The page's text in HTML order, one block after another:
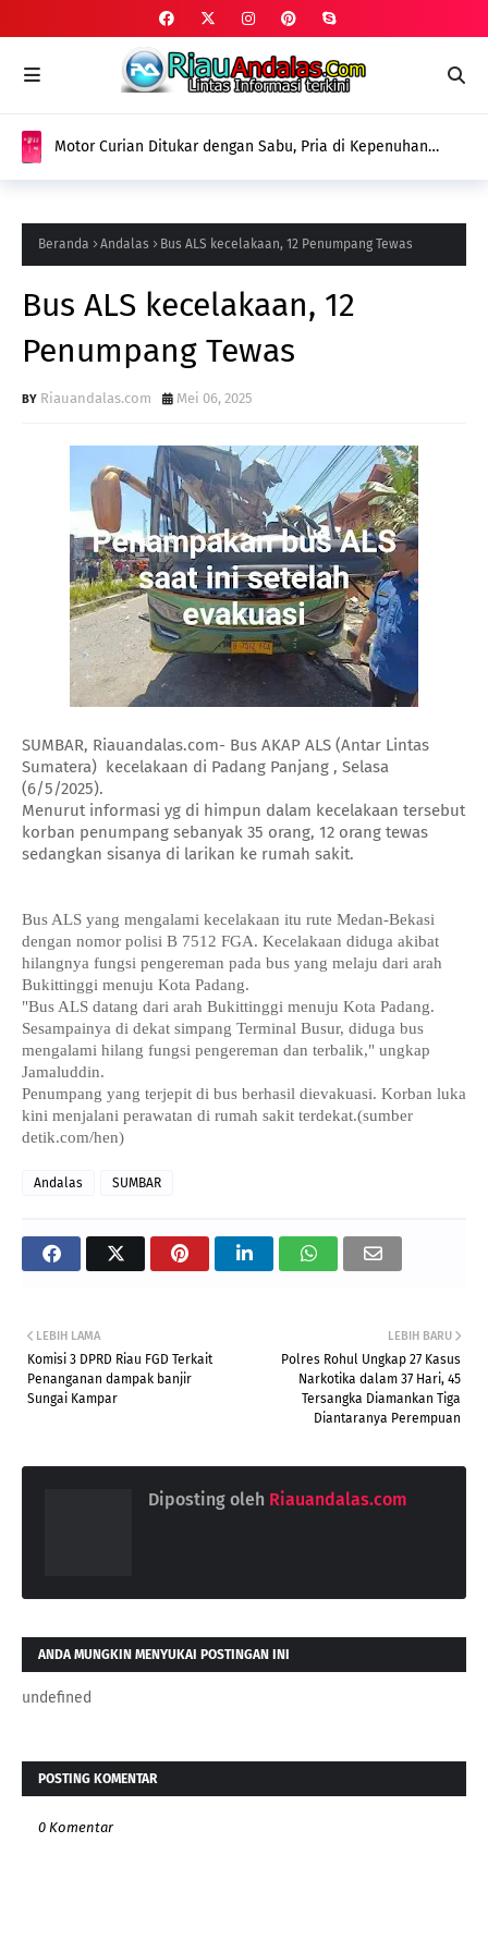
Motor Curian Ditukar dengan Sabu, Pria di Kepenuhan
Beranda Andalas Bus ALS kecelakaan, 12 Penumpang Tewas
Bus ALS kecelakaan, 12
Penumpang Tewas
Riauandalas.com Mei 06, 2025
SUMBAR, Riauandalas.com- Bus AKAP ALS (Antar Lintas
Sumatera) kecelakaan di Padang Panjang , Selasa
(6/5/2025).
Menurut informasi yg di himpun dalam kecelakaan tersebut
korban penumpang sebanyak 35 orang, 12 orang tewas
sedangkan sisanya di larikan ke rumah sakit.
Bus ALS yang mengalami kecelakaan itu rute Medan-Bekasi
dengan nomor polisi B 7512 FGA. Kecelakaan diduga akibat
hilangnya fungsi pengereman pada bus yang melaju dari arah
Bukittinggi menuju Kota Padang.
"Bus ALS datang dari arah Bukittinggi menuju Kota Padang.
Sesampainya di dekat simpang Terminal Busur, diduga bus
mengalami hilang fungsi pengereman dan terbalik," ungkap
Jamaluddin.
Penumpang yang terjepit di bus berhasil dievakuasi. Korban luka
kini menjalani perawatan di rumah sakit terdekat.(sumber
detik.com/hen)
Andalas SUMBAR
LEBIH BARU
Polres Rohul Ungkap 27 Kasus
Narkotika dalam 37 Hari, 45
Tersangka Diamankan Tiga
Diantaranya Perempuan
LEBIH LAMA
Komisi 3 DPRD Riau FGD Terkait
Penanganan dampak banjir
Sungai Kampar
Diposting oleh Riauandalas.com
ANDA MUNGKIN MENYUKAI POSTINGAN INI
undefined
POSTING KOMENTAR
0 Komentar